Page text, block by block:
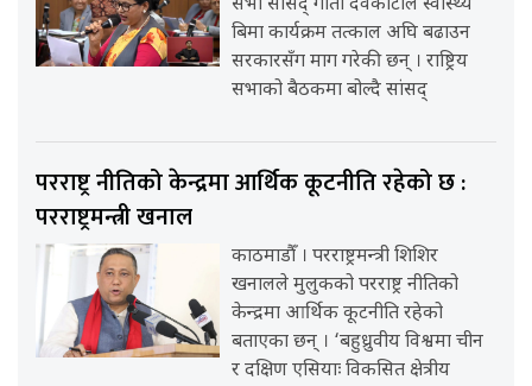
सभा सांसद् गीता देवकोटाले स्वास्थ्य
बिमा कार्यक्रम तत्काल अघि बढाउन
सरकारसँग माग गरेकी छन् । राष्ट्रिय
सभाको बैठकमा बोल्दै सांसद्
परराष्ट्र नीतिको केन्द्रमा आर्थिक कूटनीति रहेको छ :
परराष्ट्रमन्त्री खनाल
काठमाडौँ । परराष्ट्रमन्त्री शिशिर
खनालले मुलुकको परराष्ट्र नीतिको
केन्द्रमा आर्थिक कूटनीति रहेको
बताएका छन् । ‘बहुध्रुवीय विश्वमा चीन
र दक्षिण एसियाः विकसित क्षेत्रीय